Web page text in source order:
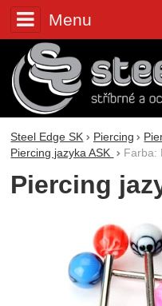
Menu
Steel Edge SK Piercing
Piercing jazyka ASK
Farba:
Piercing
Fotografie